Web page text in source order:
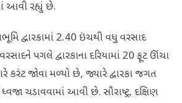
આવી રહ્યું છે.
દ્વારકામાં 2.40 ઇંચથી વધુ વરસાદ
પગલે દ્વારકાના દરિયામાં 20 ફૂટ ઊંચા
કરંટ જોવા મળ્યો છે, જ્યારે દ્વારકા જગત
ચડાવવામાં આવી છે. સૌરાષ્ટ્ર, દક્ષિણ